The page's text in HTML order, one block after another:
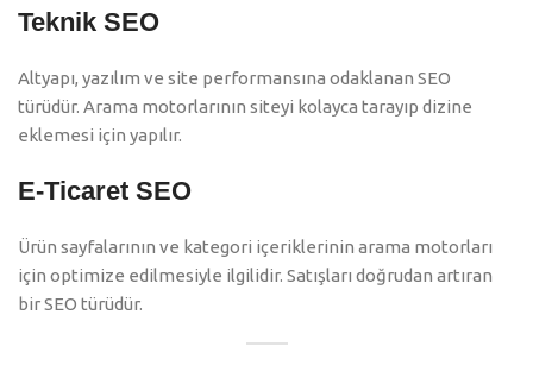
Teknik SEO
Altyapı, yazılım ve site performansına odaklanan SEO
türüdür. Arama motorlarının siteyi kolayca tarayıp dizine
eklemesi için yapılır.
E-Ticaret SEO
Ürün sayfalarının ve kategori içeriklerinin arama motorları
için optimize edilmesiyle ilgilidir. Satışları doğrudan artıran
bir SEO türüdür.